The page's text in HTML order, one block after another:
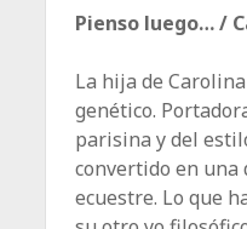
Pienso luego… /
La hija de
genético.
parisina y del
convertido en
ecuestre. Lo que